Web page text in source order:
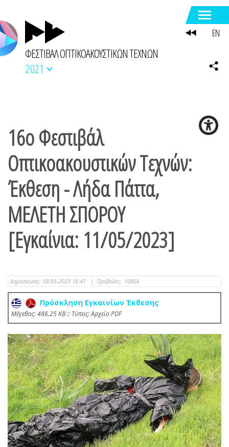
ΦΕΣΤΙΒΑΛ ΟΠΤΙΚΟΑΚΟΥΣΤΙΚΩΝ ΤΕΧΝΩΝ
2021
16ο Φεστιβάλ
Οπτικοακουστικών Τεχνών:
Έκθεση - Λήδα Πάττα,
ΜΕΛΕΤΗ ΣΠΟΡΟΥ
[Εγκαίνια: 11/05/2023]
Δημοσίευση: 08-05-2023 16:47 | Προβολές: 10866
Πρόσκληση Εγκαινίων Έκθεσης
Mέγεθος: 486.25 KB :: Τύπος: Αρχείο PDF
EN